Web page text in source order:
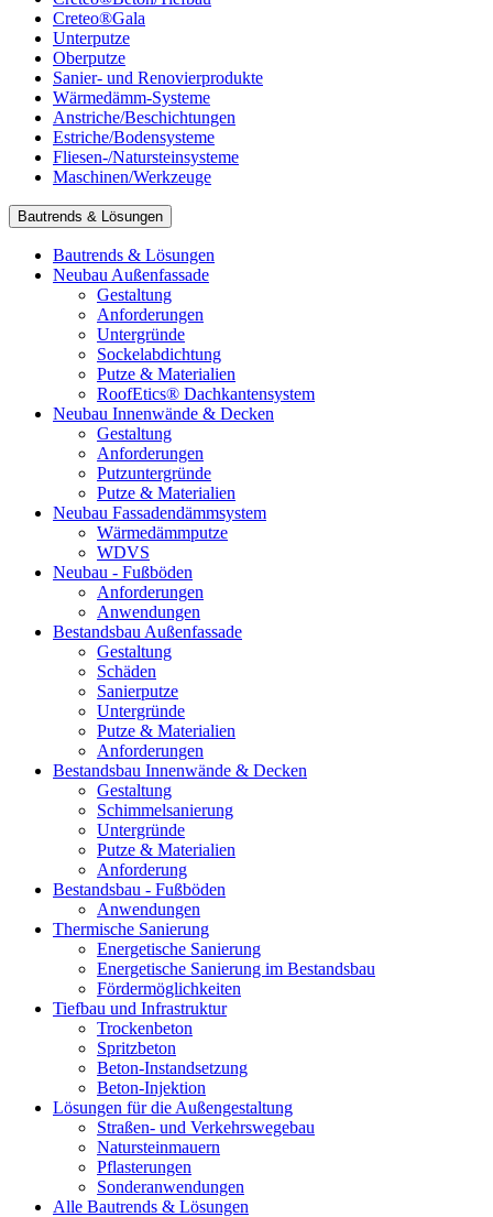
Creteo®Gala
Unterputze
Oberputze
Sanier- und Renovierprodukte
Wärmedämm-Systeme
Anstriche/Beschichtungen
Estriche/Bodensysteme
Fliesen-/Natursteinsysteme
Maschinen/Werkzeuge
Bautrends & Lösungen
Bautrends & Lösungen
Neubau Außenfassade
Gestaltung
Anforderungen
Untergründe
Sockelabdichtung
Putze & Materialien
RoofEtics® Dachkantensystem
Neubau Innenwände & Decken
Gestaltung
Anforderungen
Putzuntergründe
Putze & Materialien
Neubau Fassadendämmsystem
Wärmedämmputze
WDVS
Neubau - Fußböden
Anforderungen
Anwendungen
Bestandsbau Außenfassade
Gestaltung
Schäden
Sanierputze
Untergründe
Putze & Materialien
Anforderungen
Bestandsbau Innenwände & Decken
Gestaltung
Schimmelsanierung
Untergründe
Putze & Materialien
Anforderung
Bestandsbau - Fußböden
Anwendungen
Thermische Sanierung
Energetische Sanierung
Energetische Sanierung im Bestandsbau
Fördermöglichkeiten
Tiefbau und Infrastruktur
Trockenbeton
Spritzbeton
Beton-Instandsetzung
Beton-Injektion
Lösungen für die Außengestaltung
Straßen- und Verkehrswegebau
Natursteinmauern
Pflasterungen
Sonderanwendungen
Alle Bautrends & Lösungen